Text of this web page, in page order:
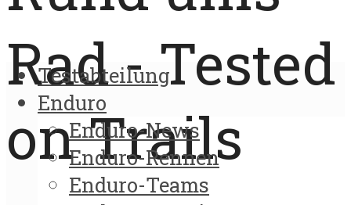
Rad - Tested
on Trails
Testabteilung
Enduro
Enduro-News
Enduro-Rennen
Enduro-Teams